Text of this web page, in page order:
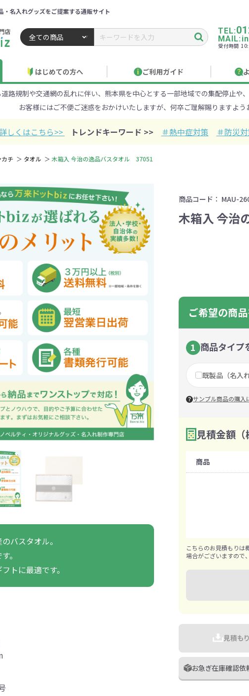
・名入れグッズをご提案する通販サイト
門店 万来ドットbiz ／ 名入れ・販促品・記念品・オリジナルグッズ
コットントートバッグ
オーガニックコットン
バッグ
デニムバッグ
ランチバッグ サコッシュ
コットン巾着・リュック 不織布巾着・リュック
クリア・ビニールポー
ポリエステルポーチ
フラットポーチ
財布 コインケース
陶器マグカップ プラスチックマグカップ
ステ
ステンレスタンブラー
ー
クリアボトル ペットボトルホルダー
ペン・筆記用具
単色ボールペン
文具・ステーショナリー
付箋
ペンケース
クリップ
ス
モバイルバッテリー・充
電器
イヤフォン・ヘッドセッ
ト
その他
USBグッズ
キーホルダー
トイレットペーパー
その他
キッチングッズ
キッチンツール 箸・お弁当グッズ
スポンジ・ペーパー・ク
ロス
ラップ・ビニール
防災・防犯グッズ
防災グッズ 防犯グッズ
入浴剤 美容グッズ
健康グッズ 加湿器
マスク マスクケース
石鹸・洗剤 啓発グッズ
うちわ・扇子・ファン
51～100円 101～150円
501～1000円
10001円以上
展示会向けバッグ 展示会向けノベルティ
再生コットン 再生ＰＥＴ
竹・バンブーファイバー ジュート
EVA素材
フェアトレード 樹を・サンゴを植える
営業活動ツール・粗品
お絵かき・ぬりえイベントセ
ット
手作り・工作イベントセット
季節の抽選会セット イベントセット追加用品
スポーツ・部活動
春のノベルティ 夏のノベルティ
お菓子系 文具・知育玩具系
ファッション雑貨 エコ・アイデア雑貨
健康・癒しグッズ 防犯グッズ
和風・和雑貨
展示会ノベルティ特集 フルカラー印刷で訴求力UP
夏のノベルティ特集 秋のノベルティ特集
環境保全への取り組み
ッズ エココレ（おしゃれなエコグッズ）
体育祭・文化祭・運動会におす
すめのノベルティ オリジナルグ
除菌・感染対策グッズ
SDGs推進 環境保全
ス向け
バッグ・ポーチ
アパレル 住宅・不動産
カーディーラー 美容系サロン
はじめての方へ ご利用ガイド
見積もり作成について のし・包装
見積もりサポート お急ぎ在
TEL:
受付時間
路規制や交通網の乱れに伴い、熊本県を中心とする一部地域での集配停止や
お客様にはご不便ご迷惑をおかけいたしますが、何卒ご理解賜りますよう
詳しくはこちら>> トレンドキーワード >> ＃熱中症対策 ＃防災
カチ タオル 木箱入 今治の逸品バスタオル 37051
商品コード： MAU-
木箱入 今治
バスタオル。
。
トに最適です。
ご希望の商
1 商品タイプ
既製品（名入れ
サンプル商品の購入
2 数量を入力
購入条件
見積金額（
商品
こちらのお見積もりは
場合がございますので
見積も
お急ぎ在庫確認依